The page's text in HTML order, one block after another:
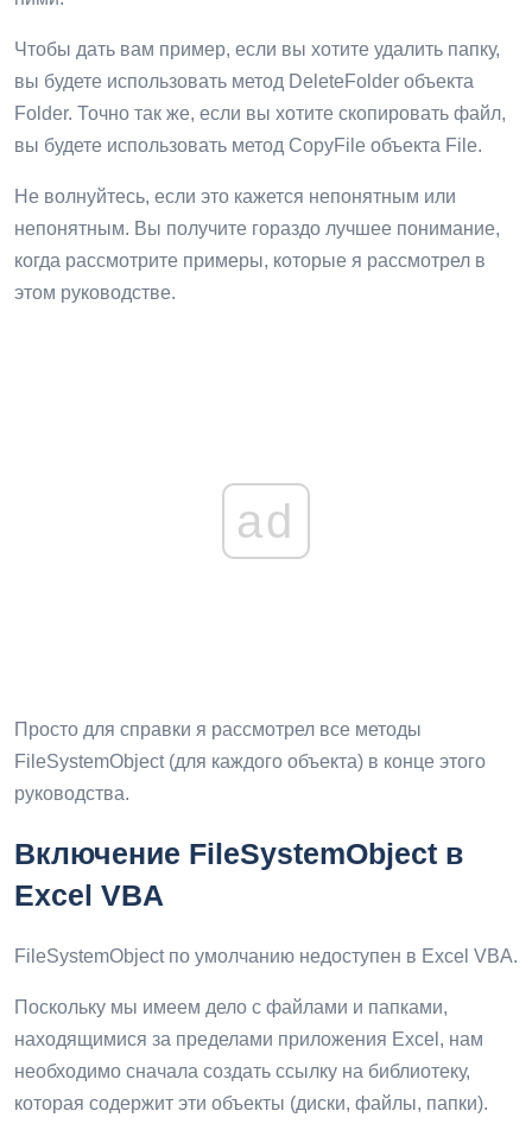
Чтобы дать вам пример, если вы хотите удалить папку,
вы будете использовать метод DeleteFolder объекта
Folder. Точно так же, если вы хотите скопировать файл,
вы будете использовать метод CopyFile объекта File.
Не волнуйтесь, если это кажется непонятным или
непонятным. Вы получите гораздо лучшее понимание,
когда рассмотрите примеры, которые я рассмотрел в
этом руководстве.
ad
Просто для справки я рассмотрел все методы
FileSystemObject (для каждого объекта) в конце этого
руководства.
Включение FileSystemObject в
Excel VBA
FileSystemObject по умолчанию недоступен в Excel VBA.
Поскольку мы имеем дело с файлами и папками,
находящимися за пределами приложения Excel, нам
необходимо сначала создать ссылку на библиотеку,
которая содержит эти объекты (диски, файлы, папки).